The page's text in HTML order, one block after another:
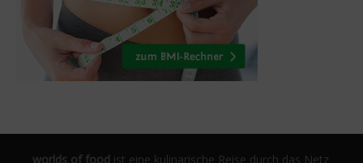
worlds of food ist eine kulinarische Reise durch das Netz